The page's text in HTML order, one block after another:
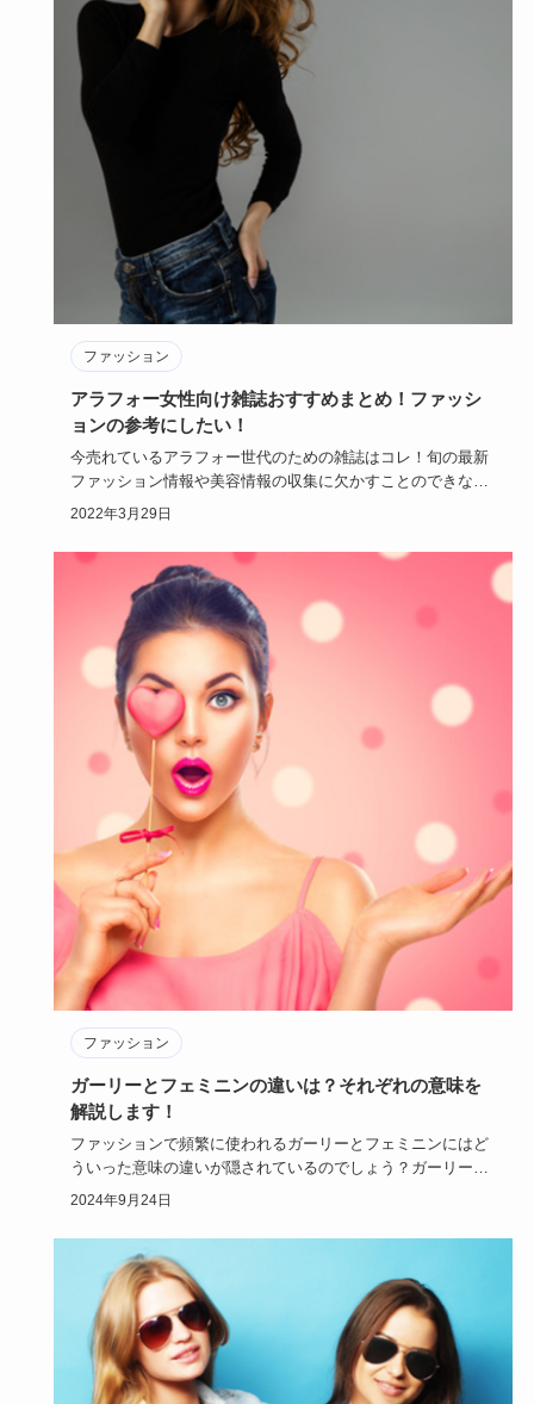
ファッション
アラフォー女性向け雑誌おすすめまとめ！ファッシ
ョンの参考にしたい！
今売れているアラフォー世代のための雑誌はコレ！旬の最新
ファッション情報や美容情報の収集に欠かすことのできない
女性雑誌。雑誌…
2022年3月29日
ファッション
ガーリーとフェミニンの違いは？それぞれの意味を
解説します！
ファッションで頻繁に使われるガーリーとフェミニンにはど
ういった意味の違いが隠されているのでしょう？ガーリーフ
ァッションとフ…
2024年9月24日